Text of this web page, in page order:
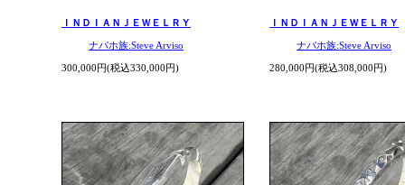
ＩＮＤＩＡＮＪＥＷＥＬＲＹ
ナバホ族:Steve Arviso
300,000円(税込330,000円)
ＩＮＤＩＡＮＪＥＷＥＬＲＹ
ナバホ族:Steve Arviso
280,000円(税込308,000円)